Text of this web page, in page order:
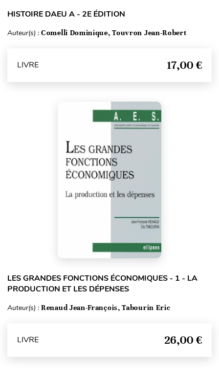
HISTOIRE DAEU A - 2E ÉDITION
Auteur(s) : Comelli Dominique, Touvron Jean-Robert
LIVRE 17,00 €
LES GRANDES FONCTIONS ÉCONOMIQUES - 1 - LA
PRODUCTION ET LES DÉPENSES
Auteur(s) : Renaud Jean-François, Tabourin Eric
LIVRE 26,00 €